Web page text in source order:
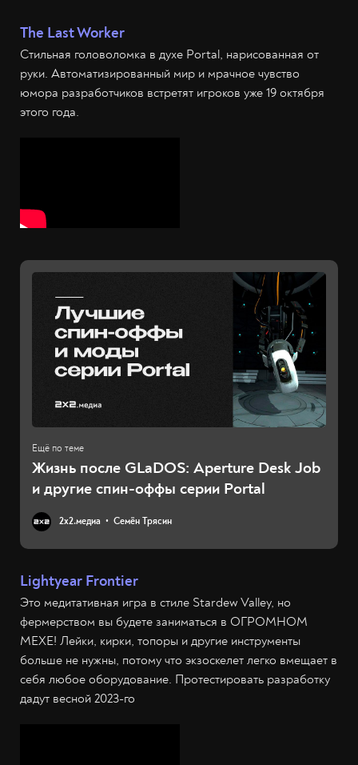
The Last Worker
Стильная головоломка в духе Portal, нарисованная от
руки. Автоматизированный мир и мрачное чувство
юмора разработчиков встретят игроков уже 19 октября
этого года.
Жизнь после GLaDOS: Aperture Desk Job
и другие спин-оффы серии Portal
2х2.медиа Семён Трясин
Lightyear Frontier
Это медитативная игра в стиле Stardew Valley, но
фермерством вы будете заниматься в ОГРОМНОМ
МЕХЕ! Лейки, кирки, топоры и другие инструменты
больше не нужны, потому что экзоскелет легко вмещает в
себя любое оборудование. Протестировать разработку
дадут весной 2023-го